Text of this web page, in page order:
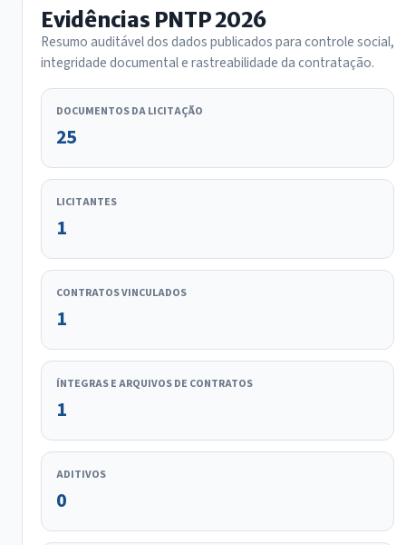
Evidências PNTP 2026
Resumo auditável dos dados publicados para controle social,
integridade documental e rastreabilidade da contratação.
DOCUMENTOS DA LICITAÇÃO
25
LICITANTES
1
CONTRATOS VINCULADOS
1
ÍNTEGRAS E ARQUIVOS DE CONTRATOS
1
ADITIVOS
0